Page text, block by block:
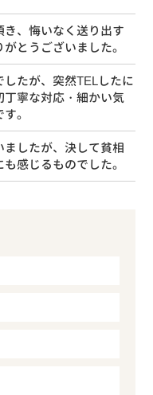
、悔いなく送り出す
とうございました。
たが、突然TELしたに
寧な対応・細かい気
。
したが、決して貧相
感じるものでした。